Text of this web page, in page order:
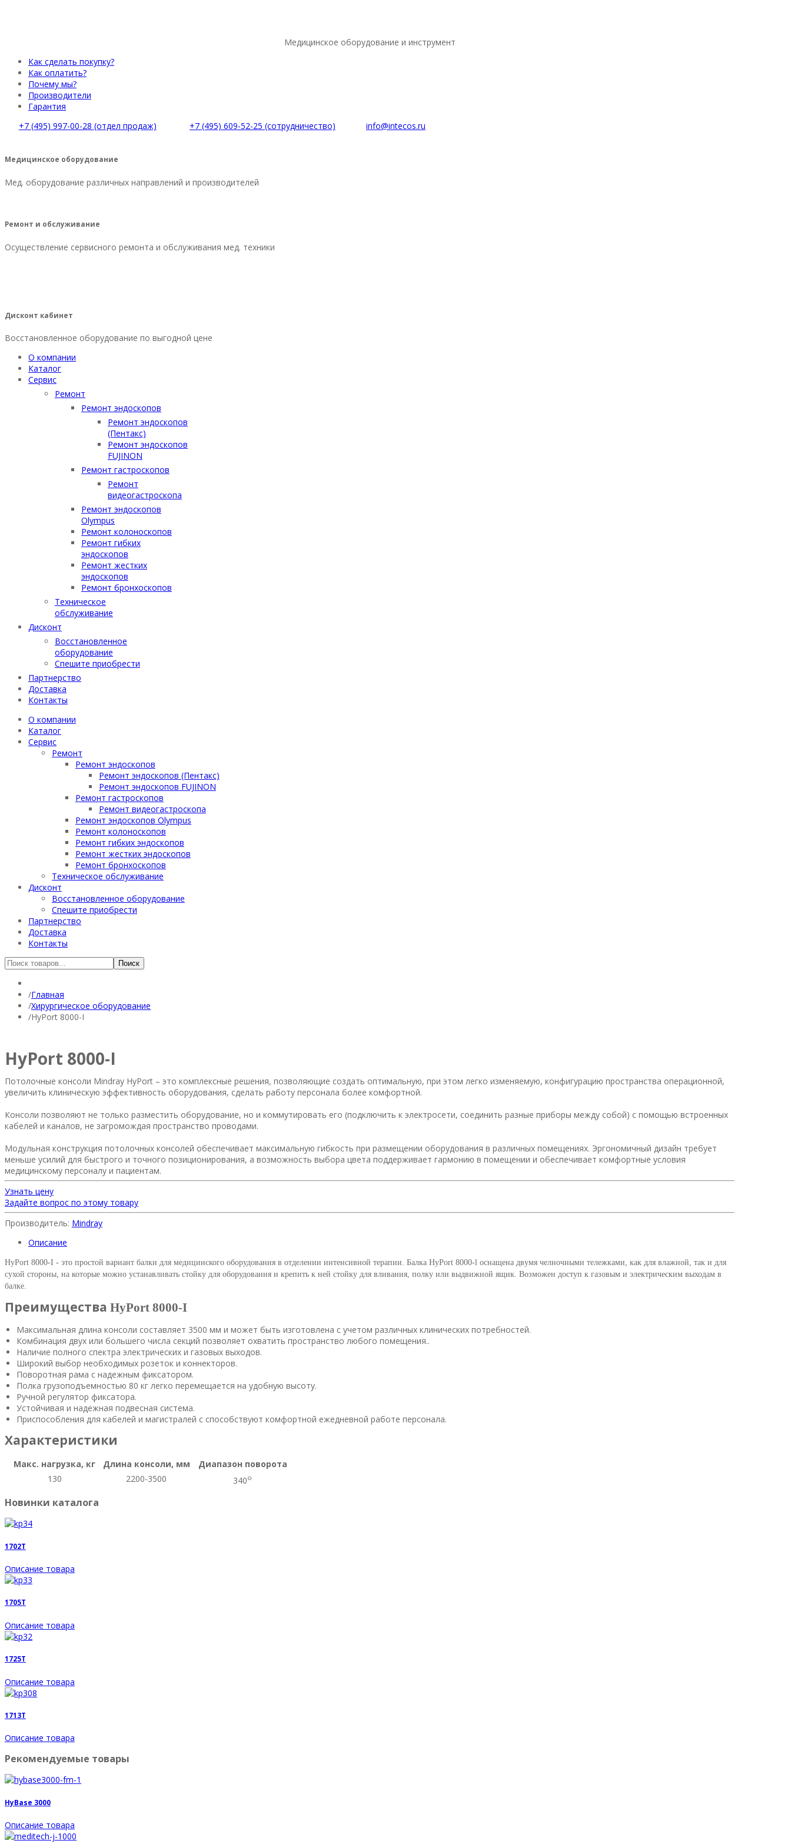
Медицинское оборудование и инструмент
Как сделать покупку?
Как оплатить?
Почему мы?
Производители
Гарантия
+7 (495) 997-00-28 (отдел продаж)
+7 (495) 609-52-25 (сотрудничество) info@intecos.ru
Медицинское оборудование
Мед. оборудование различных направлений и производителей
Ремонт и обслуживание
Осуществление сервисного ремонта и обслуживания мед. техники
Дисконт кабинет
Восстановленное оборудование по выгодной цене
О компании
Каталог
Сервис
Ремонт
Ремонт эндоскопов
Ремонт эндоскопов
(Пентакс)
Ремонт эндоскопов
FUJINON
Ремонт гастроскопов
Ремонт
видеогастроскопа
Ремонт эндоскопов
Olympus
Ремонт колоноскопов
Ремонт гибких
эндоскопов
Ремонт жестких
эндоскопов
Ремонт бронхоскопов
Техническое
обслуживание
Дисконт
Восстановленное
оборудование
Спешите приобрести
Партнерство
Доставка
Контакты
О компании
Каталог
Сервис
Ремонт
Ремонт эндоскопов
Ремонт эндоскопов (Пентакс)
Ремонт эндоскопов FUJINON
Ремонт гастроскопов
Ремонт видеогастроскопа
Ремонт эндоскопов Olympus
Ремонт колоноскопов
Ремонт гибких эндоскопов
Ремонт жестких эндоскопов
Ремонт бронхоскопов
Техническое обслуживание
Дисконт
Восстановленное оборудование
Спешите приобрести
Партнерство
Доставка
Контакты
Главная
Хирургическое оборудование
HyPort 8000-I
HyPort 8000-I
Потолочные консоли Mindray HyPort – это комплексные решения, позволяющие создать оптимальную, при этом легко изменяемую, конфигурацию пространства операционной,
увеличить клиническую эффективность оборудования, сделать работу персонала более комфортной.
Консоли позволяют не только разместить оборудование, но и коммутировать его (подключить к электросети, соединить разные приборы между собой) с помощью встроенных
кабелей и каналов, не загромождая пространство проводами.
Модульная конструкция потолочных консолей обеспечивает максимальную гибкость при размещении оборудования в различных помещениях. Эргономичный дизайн требует
меньше усилий для быстрого и точного позиционирования, а возможность выбора цвета поддерживает гармонию в помещении и обеспечивает комфортные условия
медицинскому персоналу и пациентам.
Узнать цену
Задайте вопрос по этому товару
Производитель: Mindray
Описание
HyPort 8000-I - это простой вариант балки для медицинского оборудования в отделении интенсивной терапии. Балка HyPort 8000-l оснащена двумя челночными тележками, как для влажной, так и для
сухой стороны, на которые можно устанавливать стойку для оборудования и крепить к ней стойку для вливания, полку или выдвижной ящик. Возможен доступ к газовым и электрическим выходам в
балке.
Преимущества HyPort 8000-I
Максимальная длина консоли составляет 3500 мм и может быть изготовлена с учетом различных клинических потребностей.
Комбинация двух или большего числа секций позволяет охватить пространство любого помещения..
Наличие полного спектра электрических и газовых выходов.
Широкий выбор необходимых розеток и коннекторов.
Поворотная рама с надежным фиксатором.
Полка грузоподъемностью 80 кг легко перемещается на удобную высоту.
Ручной регулятор фиксатора.
Устойчивая и надежная подвесная система.
Приспособления для кабелей и магистралей с способствуют комфортной ежедневной работе персонала.
Характеристики
Макс. нагрузка, кг Длина консоли, мм
Диапазон поворота
130
2200-3500 340o
Новинки каталога
1702T
Описание товара
1705T
Описание товара
1725T
Описание товара
1713T
Описание товара
Рекомендуемые товары
HyBase 3000
Описание товара